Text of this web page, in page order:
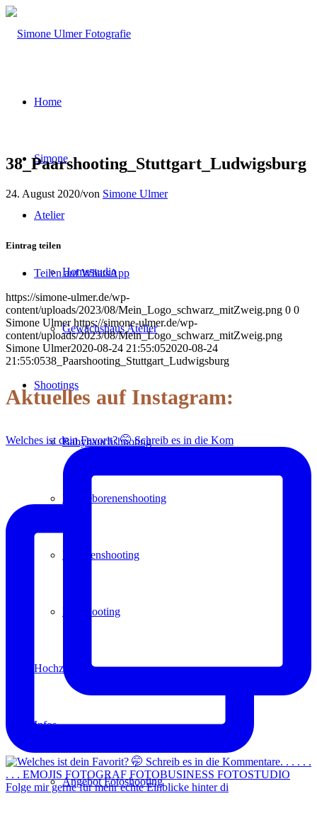
Home
Simone
Atelier
Homestudio
Gewächshaus Atelier
Shootings
Babybauchshooting
Neugeborenenshooting
Familienshooting
Paarshooting
Hochzeit
Infos
Angebot Fotoshooting
38_Paarshooting_Stuttgart_Ludwigsburg
24. August 2020/von Simone Ulmer
Eintrag teilen
Teilen auf WhatsApp
https://simone-ulmer.de/wp-
content/uploads/2023/08/Mein_Logo_schwarz_mitZweig.png 0 0
Simone Ulmer https://simone-ulmer.de/wp-
content/uploads/2023/08/Mein_Logo_schwarz_mitZweig.png
Simone Ulmer2020-08-24 21:55:052020-08-24
21:55:0538_Paarshooting_Stuttgart_Ludwigsburg
Aktuelles auf Instagram:
Welches ist dein Favorit? 🤭 Schreib es in die Kom
Folge mir gerne für mehr echte Einblicke hinter di